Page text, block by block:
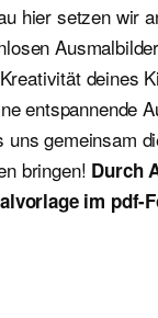
hier setzen wir
deines
entspannende
uns gemeinsam
bringen! Durch
im pdf-